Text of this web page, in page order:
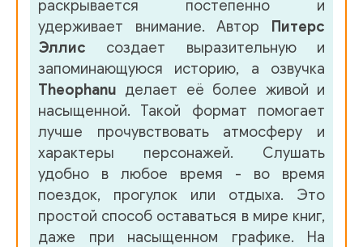
45_Glava_5-05
47_Glava_5-07
48_Glava_5-08
49_Glava_5-09
50_Glava_5-10
51_Glava_5-11
раскрывается постепенно и
удерживает внимание. Автор
Питерс
Эллис создает выразительную и
запоминающуюся историю, а озвучка
Theophanu делает её более живой и
насыщенной. Такой формат помогает
лучше прочувствовать атмосферу и
характеры персонажей. Слушать
удобно в любое время - во время
поездок, прогулок или отдыха. Это
простой способ оставаться в мире книг,
даже при насыщенном графике. На